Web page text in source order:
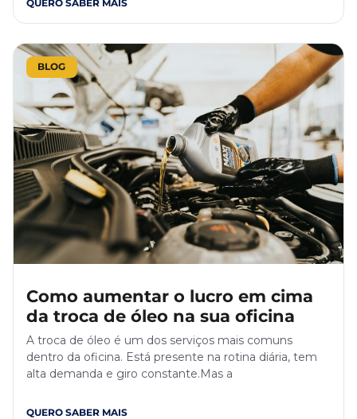
QUERO SABER MAIS
BLOG
Como aumentar o lucro em cima
da troca de óleo na sua oficina
A troca de óleo é um dos serviços mais comuns
dentro da oficina. Está presente na rotina diária, tem
alta demanda e giro constante.Mas a
QUERO SABER MAIS